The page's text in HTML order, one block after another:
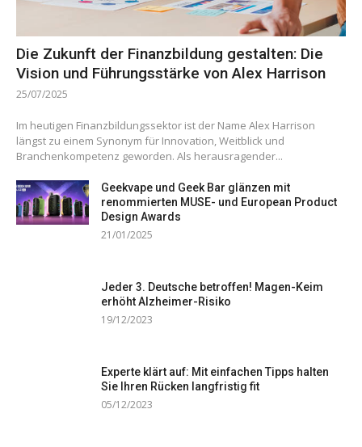
Die Zukunft der Finanzbildung gestalten: Die
Vision und Führungsstärke von Alex Harrison
25/07/2025
Im heutigen Finanzbildungssektor ist der Name Alex Harrison
längst zu einem Synonym für Innovation, Weitblick und
Branchenkompetenz geworden. Als herausragender...
Geekvape und Geek Bar glänzen mit
renommierten MUSE- und European Product
Design Awards
21/01/2025
Jeder 3. Deutsche betroffen! Magen-Keim
erhöht Alzheimer-Risiko
19/12/2023
Experte klärt auf: Mit einfachen Tipps halten
Sie Ihren Rücken langfristig fit
05/12/2023